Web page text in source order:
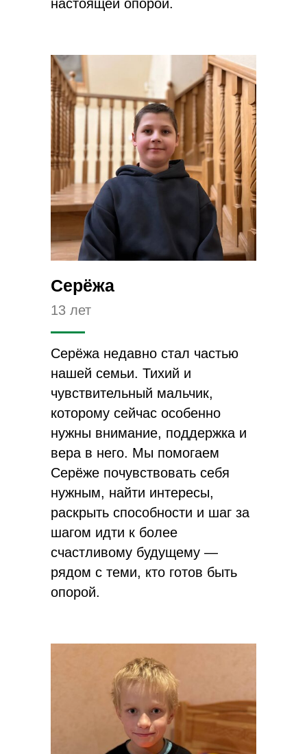
настоящей опорой.
Серёжа
13 лет
Серёжа недавно стал частью
нашей семьи. Тихий и
чувствительный мальчик,
которому сейчас особенно
нужны внимание, поддержка и
вера в него. Мы помогаем
Серёже почувствовать себя
нужным, найти интересы,
раскрыть способности и шаг за
шагом идти к более
счастливому будущему —
рядом с теми, кто готов быть
опорой.